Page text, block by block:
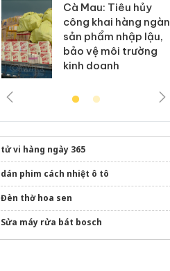
Cà Mau: Tiêu hủy
công khai hàng ngàn
sản phẩm nhập lậu,
bảo vệ môi trường
kinh doanh
tử vi hàng ngày 365
dán phim cách nhiệt ô tô
Đèn thờ hoa sen
Sửa máy rửa bát bosch